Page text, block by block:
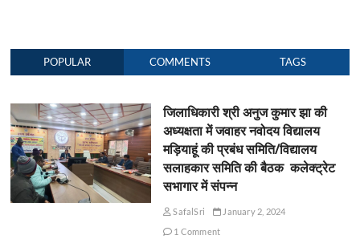
POPULAR COMMENTS TAGS
जिलाधिकारी श्री अनुज कुमार झा की
अध्यक्षता में जवाहर नवोदय विद्यालय
मड़ियाहूं की प्रबंध समिति/विद्यालय
सलाहकार समिति की बैठक कलेक्ट्रेट
सभागार में संपन्न
SafalSri
January 2, 2024
1 Comment